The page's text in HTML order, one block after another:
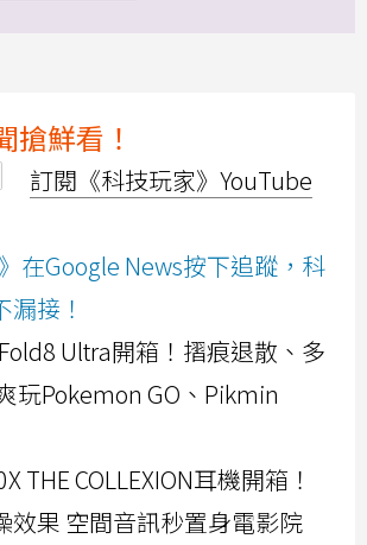
搶鮮看！
訂閱《科技玩家》YouTube
在Google News按下追蹤，科
接！
Ultra開箱！摺痕退散、多
玩Pokemon GO、Pikmin
THE COLLEXION耳機開箱！
效果 空間音訊秒置身電影院